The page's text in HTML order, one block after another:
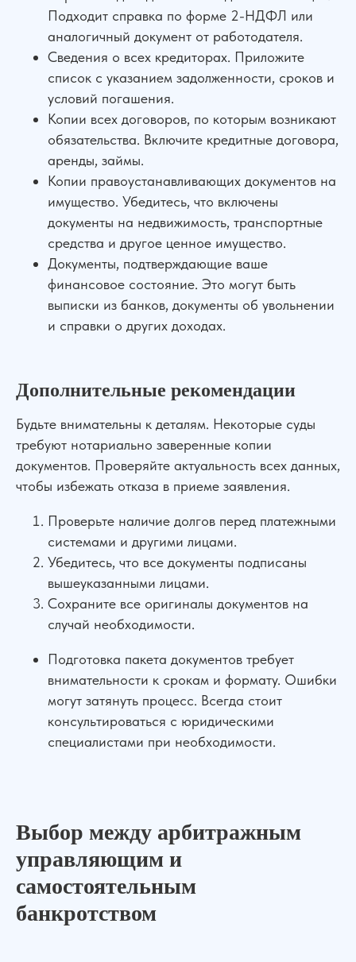
Подходит справка по форме 2-НДФЛ или
аналогичный документ от работодателя.
Сведения о всех кредиторах. Приложите
список с указанием задолженности, сроков и
условий погашения.
Копии всех договоров, по которым возникают
обязательства. Включите кредитные договора,
аренды, займы.
Копии правоустанавливающих документов на
имущество. Убедитесь, что включены
документы на недвижимость, транспортные
средства и другое ценное имущество.
Документы, подтверждающие ваше
финансовое состояние. Это могут быть
выписки из банков, документы об увольнении
и справки о других доходах.
Дополнительные рекомендации
Будьте внимательны к деталям. Некоторые суды
требуют нотариально заверенные копии
документов. Проверяйте актуальность всех данных,
чтобы избежать отказа в приеме заявления.
Проверьте наличие долгов перед платежными
системами и другими лицами.
Убедитесь, что все документы подписаны
вышеуказанными лицами.
Сохраните все оригиналы документов на
случай необходимости.
Подготовка пакета документов требует
внимательности к срокам и формату. Ошибки
могут затянуть процесс. Всегда стоит
консультироваться с юридическими
специалистами при необходимости.
Выбор между арбитражным
управляющим и
самостоятельным
банкротством